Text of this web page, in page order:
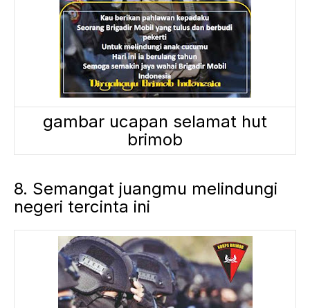
gambar ucapan selamat hut
brimob
8. Semangat juangmu melindungi
negeri tercinta ini